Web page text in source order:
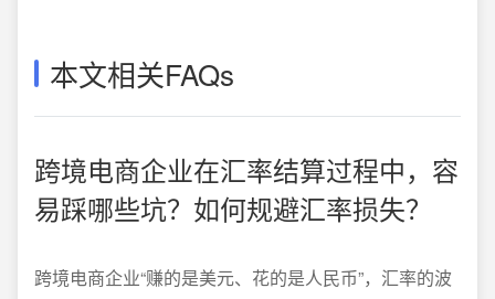
本文相关FAQs
跨境电商企业在汇率结算过程中，容
易踩哪些坑？如何规避汇率损失？
跨境电商企业“赚的是美元、花的是人民币”，汇率的波